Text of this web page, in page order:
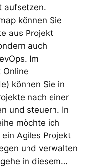
aufsetzen.
können Sie
aus Projekt
auch
Im
Online
können Sie in
nach einer
und steuern. In
möchte ich
Agiles Projekt
und verwalten
in diesem…